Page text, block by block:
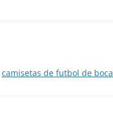
camisetas de futbol de boca